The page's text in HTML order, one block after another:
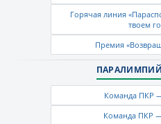
Горячая линия
твоем
Премия
Команда ПКР
Команда ПКР